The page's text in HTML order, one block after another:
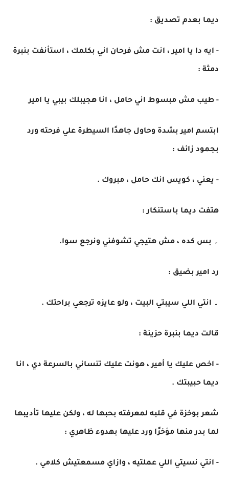
ديما بعدم تصديق :
- ايه دا يا امير ، انت مش فرحان اني بكلمك ، استأنفت بنبرة
دمثة :
- طيب مش مبسوط اني حامل ، انا هجيبلك بيبي يا امير
ابتسم امير بشدة وحاول جاهدًا السيطرة علي فرحته ورد
بجمود زائف :
- يعني ، كويس انك حامل ، مبروك .
هتفت ديما باستنكار :
۔ بس كده ، مش هتيجي تشوفني ونرجع سوا.
رد امير بضيق :
۔ انتي اللي سيبتي البيت ، ولو عايزه ترجعي براحتك .
قالت ديما بنبرة حزينة :
- اخص عليك يا أمير ، هونت عليك تنساني بالسرعة دي ، انا
ديما حبيبتك .
شعر بوخزة في قلبه لمعرفته بحبها له ، ولكن عليها تأديبها
لما بدر منها مؤخرًا ورد عليها بهدوء ظاهري :
- انتي نسيتي اللي عملتيه ، وازاي مسمعتيش كلامي .